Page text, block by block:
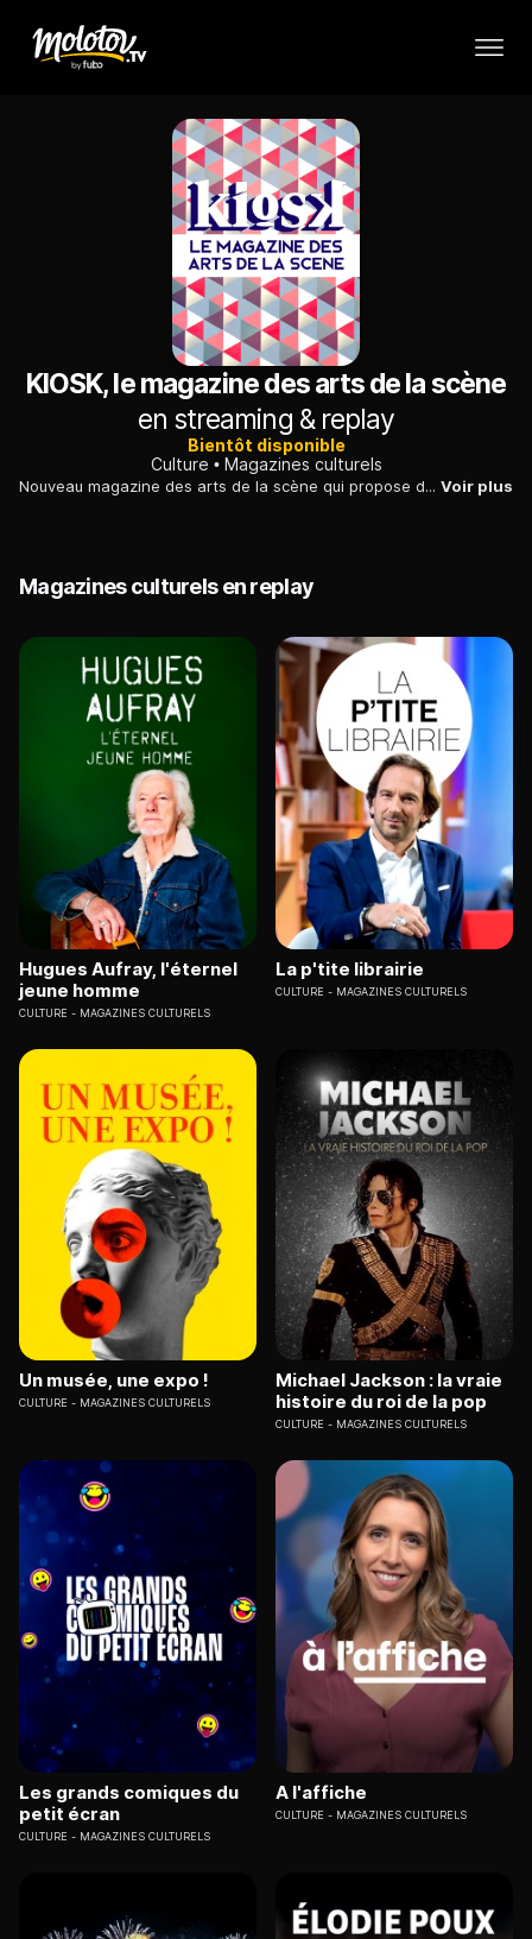
KIOSK, le magazine des arts de la scène
en streaming & replay
Bientôt disponible
Culture
Magazines culturels
Nouveau magazine des arts de la scène qui propose des discussions, et la découverte du théâtre belge. Voir plus
Magazines culturels en replay
Hugues Aufray, l'éternel
jeune homme
CULTURE MAGAZINES CULTURELS
La p'tite librairie
CULTURE MAGAZINES CULTURELS
Un musée, une expo !
CULTURE MAGAZINES CULTURELS
Michael Jackson : la vraie
histoire du roi de la pop
CULTURE MAGAZINES CULTURELS
Les grands comiques du
petit écran
CULTURE MAGAZINES CULTURELS
A l'affiche
CULTURE MAGAZINES CULTURELS